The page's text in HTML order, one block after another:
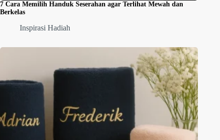
7 Cara Memilih Handuk Seserahan agar Terlihat Mewah dan
Berkelas
Inspirasi Hadiah